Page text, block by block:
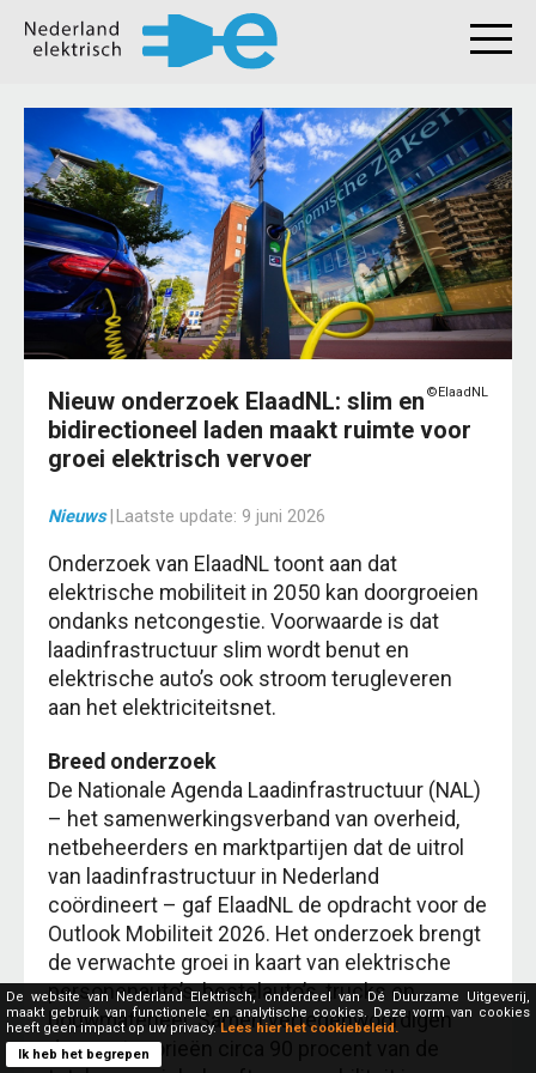
©ElaadNL
Nieuw onderzoek ElaadNL: slim en
bidirectioneel laden maakt ruimte voor
groei elektrisch vervoer
Nieuws|Laatste update: 9 juni 2026
Onderzoek van ElaadNL toont aan dat
elektrische mobiliteit in 2050 kan doorgroeien
ondanks netcongestie. Voorwaarde is dat
laadinfrastructuur slim wordt benut en
elektrische auto’s ook stroom terugleveren
aan het elektriciteitsnet.
Breed onderzoek
De Nationale Agenda Laadinfrastructuur (NAL)
– het samenwerkingsverband van overheid,
netbeheerders en marktpartijen dat de uitrol
van laadinfrastructuur in Nederland
coördineert – gaf ElaadNL de opdracht voor de
Outlook Mobiliteit 2026. Het onderzoek brengt
de verwachte groei in kaart van elektrische
personenauto’s, bestelauto’s, trucks en
bouwmaterieel. Samen vertegenwoordigen
deze categorieën circa 90 procent van de
De website van Nederland Elektrisch, onderdeel van Dé Duurzame Uitgeverij,
maakt gebruik van functionele en analytische cookies. Deze vorm van cookies
heeft geen impact op uw privacy. Lees hier het cookiebeleid.
Ik heb het begrepen